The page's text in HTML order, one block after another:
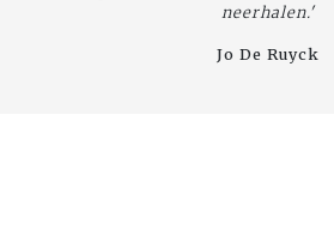
neerhalen.'
Jo De Ruyck